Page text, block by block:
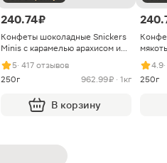
240.74 ₽
Конфеты шоколадные Snickers
Minis с карамелью арахисом и
нугой
5· 417 отзывов
250г
962.99 ₽ · 1кг
В корзину
4.9
250г